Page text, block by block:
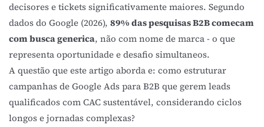
decisores e tickets significativamente maiores. Segundo
dados do Google (2026), 89% das pesquisas B2B comecam
com busca generica, não com nome de marca - o que
representa oportunidade e desafio simultaneos.
A questão que este artigo aborda e: como estruturar
campanhas de Google Ads para B2B que gerem leads
qualificados comCACsustentável, considerando ciclos
longos e jornadas complexas?